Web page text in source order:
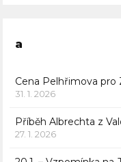
a
Cena Pelhřimova pro
31. 1. 2026
Příběh Albrechta z
27. 1. 2026